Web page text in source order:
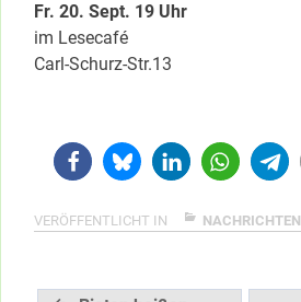
Fr. 20. Sept. 19 Uhr
im Lesecafé
Carl-Schurz-Str.13
VERÖFFENTLICHT IN NACHRICHTEN